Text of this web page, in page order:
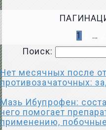
1
…
Поиск:
Нет месячных после
противозачаточных:
Мазь Ибупрофен:
чего помогает
применению,